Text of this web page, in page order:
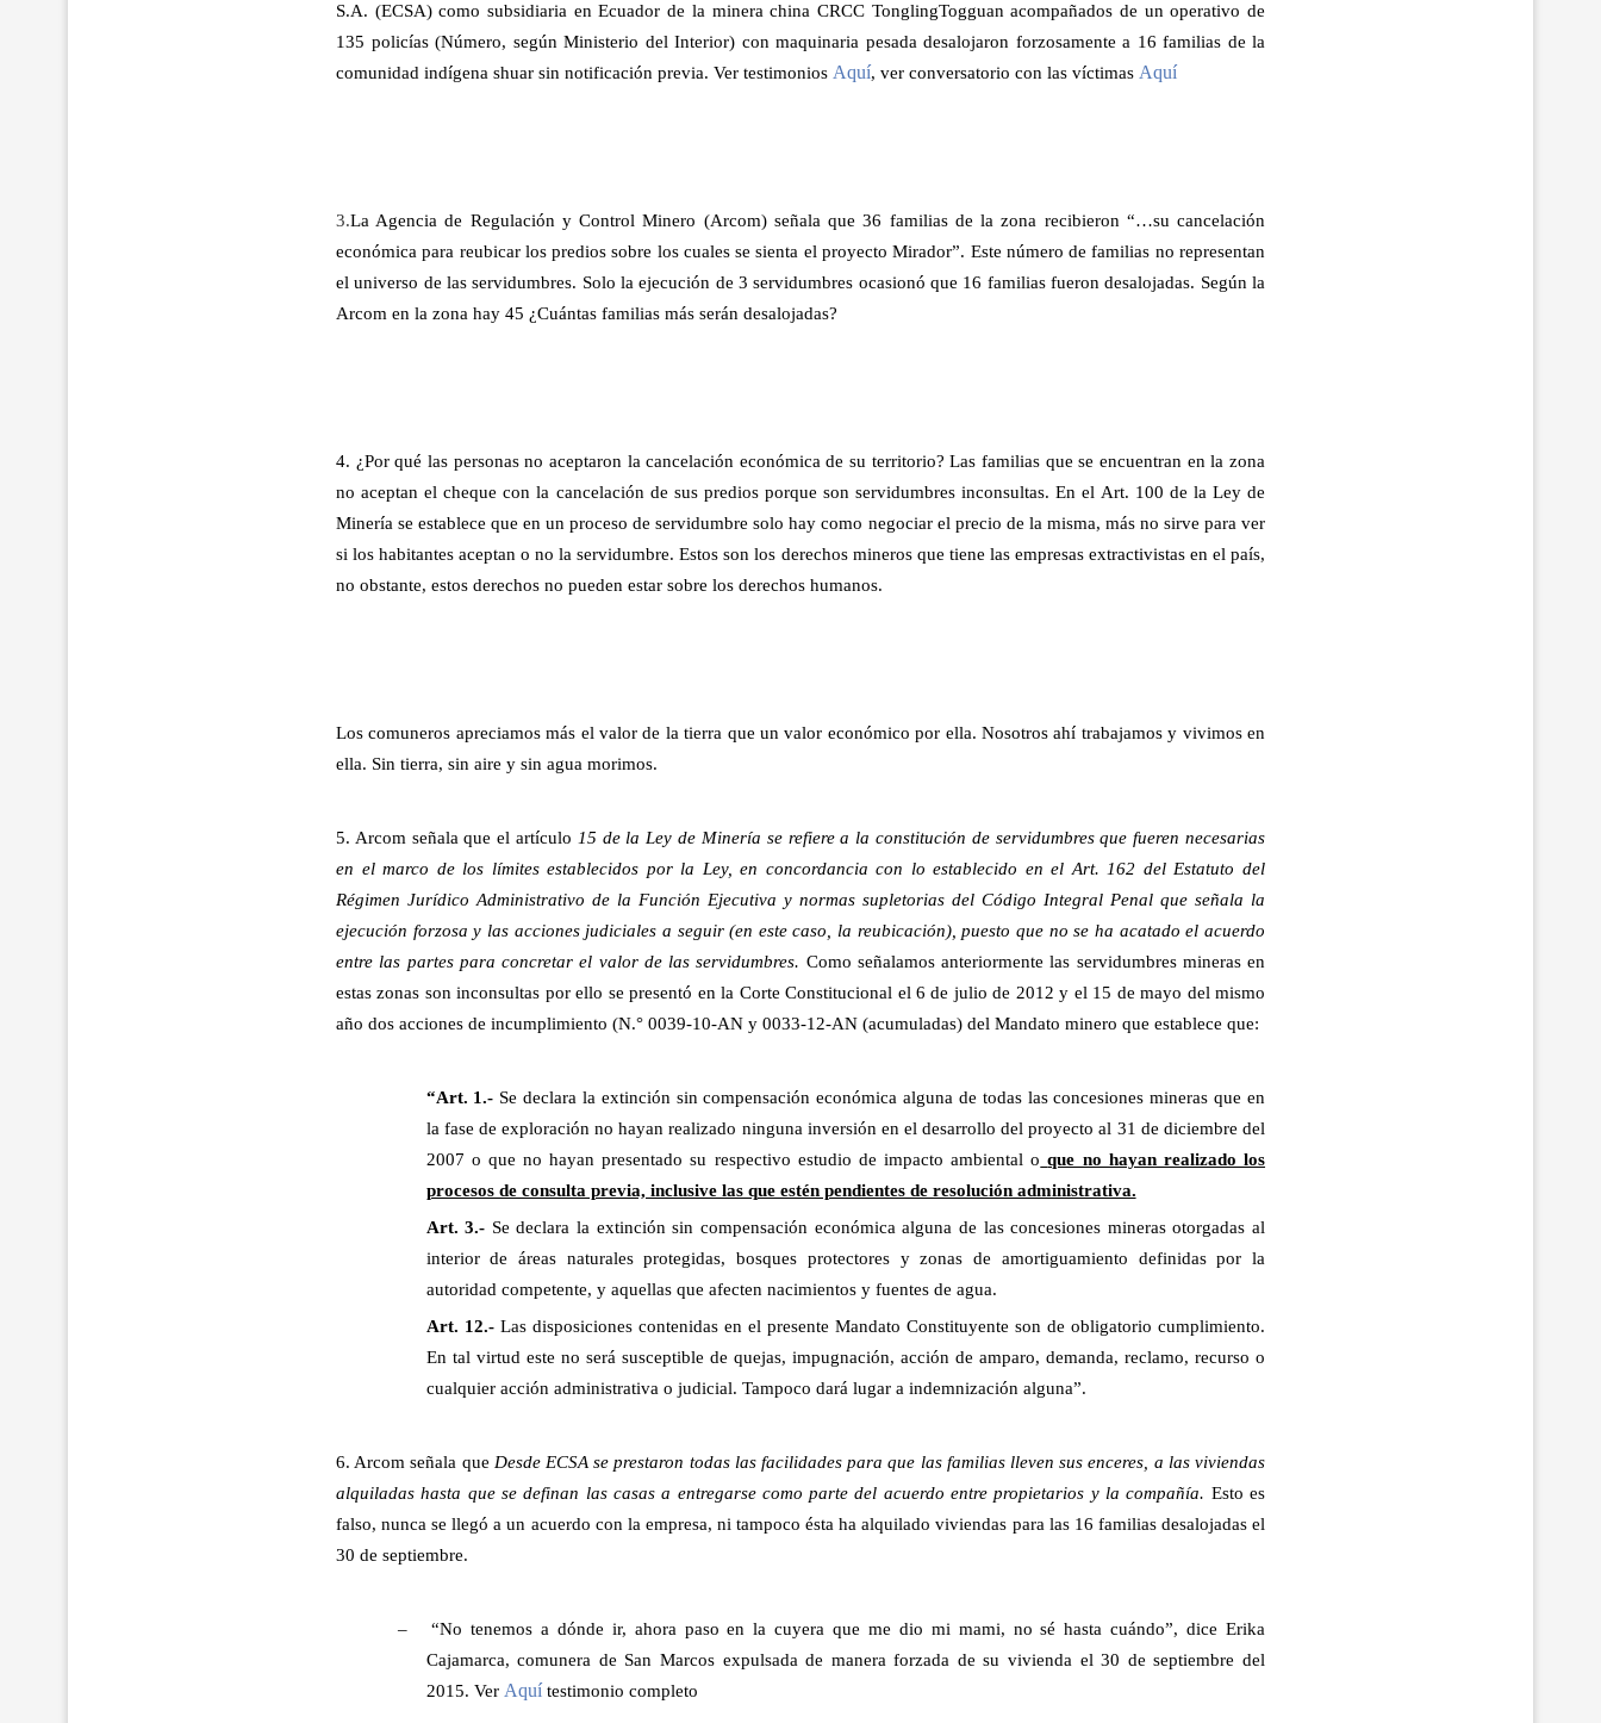
S.A. (ECSA) como subsidiaria en Ecuador de la minera china CRCC TonglingTogguan acompañados de un operativo de
135 policías (Número, según Ministerio del Interior) con maquinaria pesada desalojaron forzosamente a 16 familias de la
comunidad indígena shuar sin notificación previa. Ver testimonios Aquí, ver conversatorio con las víctimas Aquí
3.La Agencia de Regulación y Control Minero (Arcom) señala que 36 familias de la zona recibieron “…su cancelación
económica para reubicar los predios sobre los cuales se sienta el proyecto Mirador”. Este número de familias no representan
el universo de las servidumbres. Solo la ejecución de 3 servidumbres ocasionó que 16 familias fueron desalojadas. Según la
Arcom en la zona hay 45 ¿Cuántas familias más serán desalojadas?
4. ¿Por qué las personas no aceptaron la cancelación económica de su territorio? Las familias que se encuentran en la zona
no aceptan el cheque con la cancelación de sus predios porque son servidumbres inconsultas. En el Art. 100 de la Ley de
Minería se establece que en un proceso de servidumbre solo hay como negociar el precio de la misma, más no sirve para ver
si los habitantes aceptan o no la servidumbre. Estos son los derechos mineros que tiene las empresas extractivistas en el país,
no obstante, estos derechos no pueden estar sobre los derechos humanos.
Los comuneros apreciamos más el valor de la tierra que un valor económico por ella. Nosotros ahí trabajamos y vivimos en
ella. Sin tierra, sin aire y sin agua morimos.
5. Arcom señala que el artículo 15 de la Ley de Minería se refiere a la constitución de servidumbres que fueren necesarias
en el marco de los límites establecidos por la Ley, en concordancia con lo establecido en el Art. 162 del Estatuto del
Régimen Jurídico Administrativo de la Función Ejecutiva y normas supletorias del Código Integral Penal que señala la
ejecución forzosa y las acciones judiciales a seguir (en este caso, la reubicación), puesto que no se ha acatado el acuerdo
entre las partes para concretar el valor de las servidumbres. Como señalamos anteriormente las servidumbres mineras en
estas zonas son inconsultas por ello se presentó en la Corte Constitucional el 6 de julio de 2012 y el 15 de mayo del mismo
año dos acciones de incumplimiento (N.° 0039-10-AN y 0033-12-AN (acumuladas) del Mandato minero que establece que:
“Art. 1.- Se declara la extinción sin compensación económica alguna de todas las concesiones mineras que en
la fase de exploración no hayan realizado ninguna inversión en el desarrollo del proyecto al 31 de diciembre del
2007 o que no hayan presentado su respectivo estudio de impacto ambiental o que no hayan realizado los
procesos de consulta previa, inclusive las que estén pendientes de resolución administrativa.
Art. 3.- Se declara la extinción sin compensación económica alguna de las concesiones mineras otorgadas al
interior de áreas naturales protegidas, bosques protectores y zonas de amortiguamiento definidas por la
autoridad competente, y aquellas que afecten nacimientos y fuentes de agua.
Art. 12.- Las disposiciones contenidas en el presente Mandato Constituyente son de obligatorio cumplimiento.
En tal virtud este no será susceptible de quejas, impugnación, acción de amparo, demanda, reclamo, recurso o
cualquier acción administrativa o judicial. Tampoco dará lugar a indemnización alguna”.
6. Arcom señala que Desde ECSA se prestaron todas las facilidades para que las familias lleven sus enceres, a las viviendas
alquiladas hasta que se definan las casas a entregarse como parte del acuerdo entre propietarios y la compañía. Esto es
falso, nunca se llegó a un acuerdo con la empresa, ni tampoco ésta ha alquilado viviendas para las 16 familias desalojadas el
30 de septiembre.
– “No tenemos a dónde ir, ahora paso en la cuyera que me dio mi mami, no sé hasta cuándo”, dice Erika
Cajamarca, comunera de San Marcos expulsada de manera forzada de su vivienda el 30 de septiembre del
2015. Ver Aquí testimonio completo